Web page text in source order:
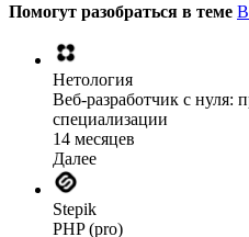
Помогут разобраться в теме
Нетология
Веб-разработчик с нуля:
специализации
14 месяцев
Далее
Stepik
PHP (pro)